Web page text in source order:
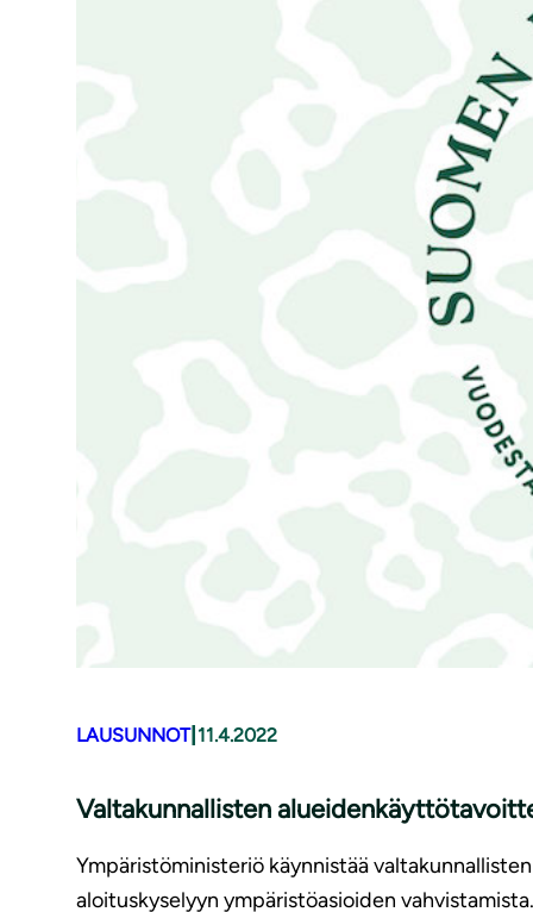
LAUSUNNOT| 11.4.2022
Val­ta­kun­nal­lis­ten
Ympäristöministeriö käynnistää
aloituskyselyyn ympäristöasioiden vahvistamista.